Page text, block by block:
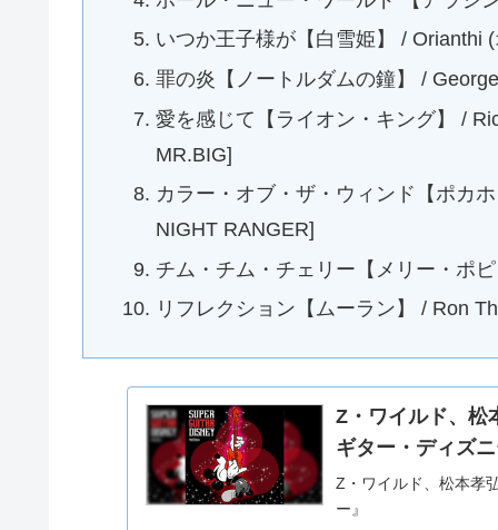
いつか王子様が【白雪姫】 / Orianthi
罪の炎【ノートルダムの鐘】 /
愛を感じて【ライオン・キング】 /
MR.BIG]
カラー・オブ・ザ・ウィンド【ポカ
NIGHT RANGER]
チム・チム・チェリー【メリー・ポ
リフレクション【ムーラン】 / Ron
Z・ワイルド、松
ギター・ディズ
Z・ワイルド、松本孝
ー』